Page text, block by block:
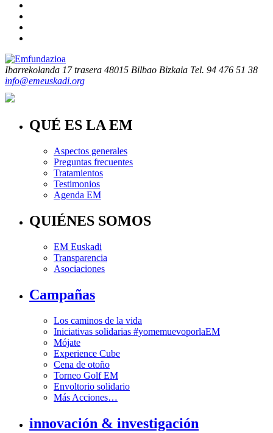
Ibarrekolanda 17 trasera 48015 Bilbao Bizkaia Tel. 94 476 51 38
info@emeuskadi.org
QUÉ ES LA EM
Aspectos generales
Preguntas frecuentes
Tratamientos
Testimonios
Agenda EM
QUIÉNES SOMOS
EM Euskadi
Transparencia
Asociaciones
Campañas
Los caminos de la vida
Iniciativas solidarias #yomemuevoporlaEM
Mójate
Experience Cube
Cena de otoño
Torneo Golf EM
Envoltorio solidario
Más Acciones…
innovación & investigación